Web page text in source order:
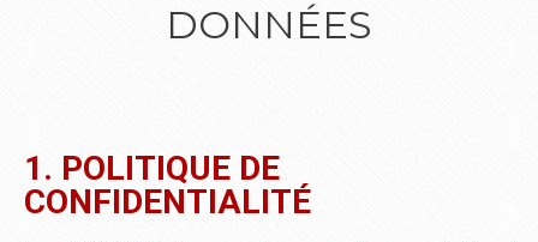
DONNÉES
1. POLITIQUE DE
CONFIDENTIALITÉ